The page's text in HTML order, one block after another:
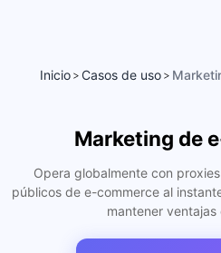
Inicio > Casos de uso >
Marketing de
Opera globalmente con
públicos de e-commerce al
mantener